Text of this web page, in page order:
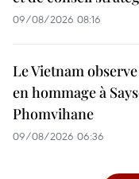
09/08/2026 08:16
Le Vietnam
en hommage à
Phomvihane
09/08/2026 06:36